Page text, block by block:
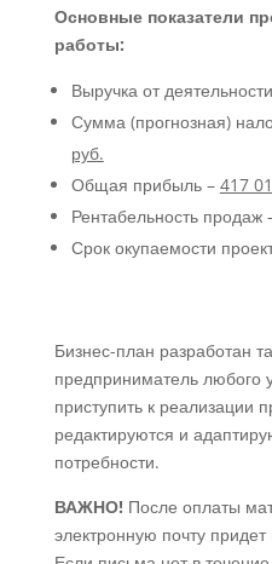
Основные показатели
работы:
Выручка от
Сумма (прогнозная)
руб.
Общая прибыль – 417
Рентабельность продаж
Срок окупаемости
Бизнес-план разработан
предприниматель любого
приступить к реализации
редактируются и
потребности.
ВАЖНО!После оплаты
электронную почту